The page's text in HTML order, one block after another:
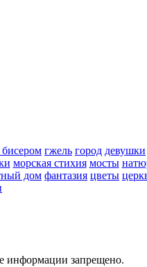
гжель город девушки
морская стихия мосты
дом фантазия цветы
информации запрещено.